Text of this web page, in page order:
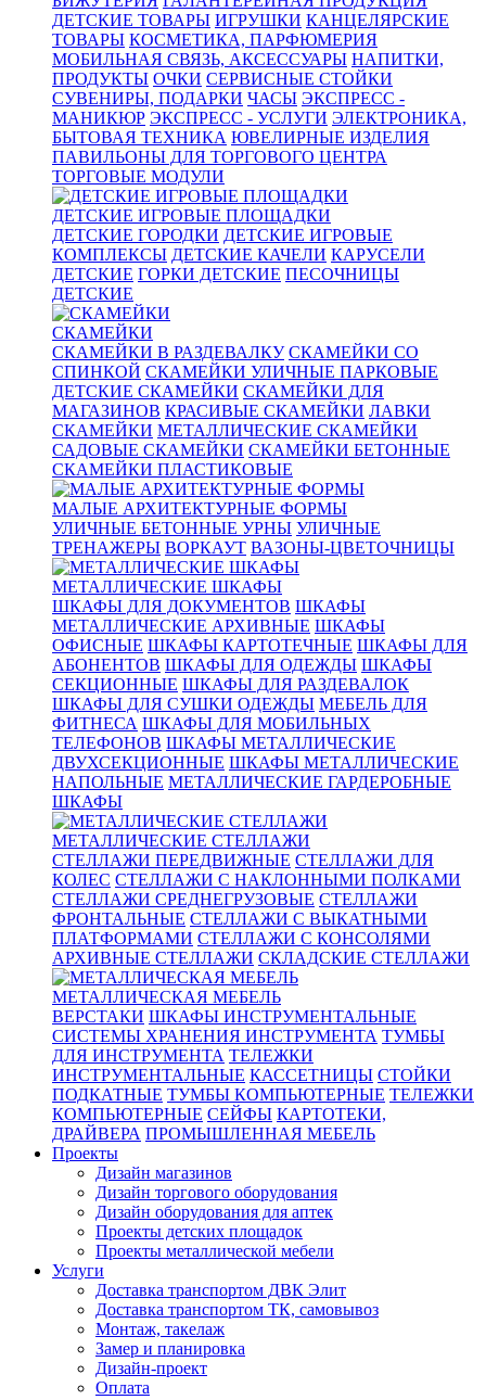
ДЕТСКИЕ ТОВАРЫ ИГРУШКИ КАНЦЕЛЯРСКИЕ
ТОВАРЫ КОСМЕТИКА, ПАРФЮМЕРИЯ
МОБИЛЬНАЯ СВЯЗЬ, АКСЕССУАРЫ НАПИТКИ,
ПРОДУКТЫ ОЧКИ СЕРВИСНЫЕ СТОЙКИ
СУВЕНИРЫ, ПОДАРКИ ЧАСЫ ЭКСПРЕСС -
МАНИКЮР ЭКСПРЕСС - УСЛУГИ ЭЛЕКТРОНИКА,
БЫТОВАЯ ТЕХНИКА ЮВЕЛИРНЫЕ ИЗДЕЛИЯ
ПАВИЛЬОНЫ ДЛЯ ТОРГОВОГО ЦЕНТРА
ТОРГОВЫЕ МОДУЛИ
ДЕТСКИЕ ИГРОВЫЕ ПЛОЩАДКИ
ДЕТСКИЕ ГОРОДКИ ДЕТСКИЕ ИГРОВЫЕ
КОМПЛЕКСЫ ДЕТСКИЕ КАЧЕЛИ КАРУСЕЛИ
ДЕТСКИЕ ГОРКИ ДЕТСКИЕ ПЕСОЧНИЦЫ
ДЕТСКИЕ
СКАМЕЙКИ
СКАМЕЙКИ В РАЗДЕВАЛКУ СКАМЕЙКИ СО
СПИНКОЙ СКАМЕЙКИ УЛИЧНЫЕ ПАРКОВЫЕ
ДЕТСКИЕ СКАМЕЙКИ СКАМЕЙКИ ДЛЯ
МАГАЗИНОВ КРАСИВЫЕ СКАМЕЙКИ ЛАВКИ
СКАМЕЙКИ МЕТАЛЛИЧЕСКИЕ СКАМЕЙКИ
САДОВЫЕ СКАМЕЙКИ СКАМЕЙКИ БЕТОННЫЕ
СКАМЕЙКИ ПЛАСТИКОВЫЕ
МАЛЫЕ АРХИТЕКТУРНЫЕ ФОРМЫ
УЛИЧНЫЕ БЕТОННЫЕ УРНЫ УЛИЧНЫЕ
ТРЕНАЖЕРЫ ВОРКАУТ ВАЗОНЫ-ЦВЕТОЧНИЦЫ
МЕТАЛЛИЧЕСКИЕ ШКАФЫ
ШКАФЫ ДЛЯ ДОКУМЕНТОВ ШКАФЫ
МЕТАЛЛИЧЕСКИЕ АРХИВНЫЕ ШКАФЫ
ОФИСНЫЕ ШКАФЫ КАРТОТЕЧНЫЕ ШКАФЫ ДЛЯ
АБОНЕНТОВ ШКАФЫ ДЛЯ ОДЕЖДЫ ШКАФЫ
СЕКЦИОННЫЕ ШКАФЫ ДЛЯ РАЗДЕВАЛОК
ШКАФЫ ДЛЯ СУШКИ ОДЕЖДЫ МЕБЕЛЬ ДЛЯ
ФИТНЕСА ШКАФЫ ДЛЯ МОБИЛЬНЫХ
ТЕЛЕФОНОВ ШКАФЫ МЕТАЛЛИЧЕСКИЕ
ДВУХСЕКЦИОННЫЕ ШКАФЫ МЕТАЛЛИЧЕСКИЕ
НАПОЛЬНЫЕ МЕТАЛЛИЧЕСКИЕ ГАРДЕРОБНЫЕ
ШКАФЫ
МЕТАЛЛИЧЕСКИЕ СТЕЛЛАЖИ
СТЕЛЛАЖИ ПЕРЕДВИЖНЫЕ СТЕЛЛАЖИ ДЛЯ
КОЛЕС СТЕЛЛАЖИ С НАКЛОННЫМИ ПОЛКАМИ
СТЕЛЛАЖИ СРЕДНЕГРУЗОВЫЕ СТЕЛЛАЖИ
ФРОНТАЛЬНЫЕ СТЕЛЛАЖИ С ВЫКАТНЫМИ
ПЛАТФОРМАМИ СТЕЛЛАЖИ С КОНСОЛЯМИ
АРХИВНЫЕ СТЕЛЛАЖИ СКЛАДСКИЕ СТЕЛЛАЖИ
МЕТАЛЛИЧЕСКАЯ МЕБЕЛЬ
ВЕРСТАКИ ШКАФЫ ИНСТРУМЕНТАЛЬНЫЕ
СИСТЕМЫ ХРАНЕНИЯ ИНСТРУМЕНТА ТУМБЫ
ДЛЯ ИНСТРУМЕНТА ТЕЛЕЖКИ
ИНСТРУМЕНТАЛЬНЫЕ КАССЕТНИЦЫ СТОЙКИ
ПОДКАТНЫЕ ТУМБЫ КОМПЬЮТЕРНЫЕ ТЕЛЕЖКИ
КОМПЬЮТЕРНЫЕ СЕЙФЫ КАРТОТЕКИ,
ДРАЙВЕРА ПРОМЫШЛЕННАЯ МЕБЕЛЬ
Проекты
Дизайн магазинов
Дизайн торгового оборудования
Дизайн оборудования для аптек
Проекты детских площадок
Проекты металлической мебели
Услуги
Доставка транспортом ДВК Элит
Доставка транспортом ТК, самовывоз
Монтаж, такелаж
Замер и планировка
Дизайн-проект
Оплата